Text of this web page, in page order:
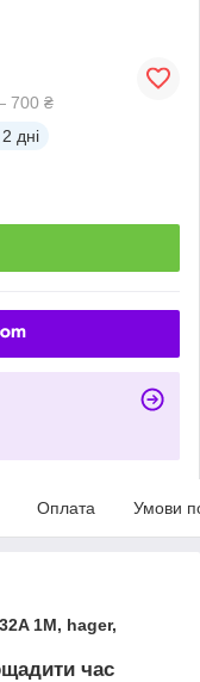
700 ₴
2 дні
Оплата Умови
1M, hager,
час